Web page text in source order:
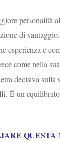
personalità
di
e
come nella
decisiva sulla
È un
QUESTA